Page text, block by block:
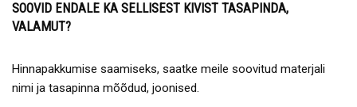
SOOVID ENDALE KA SELLISEST KIVIST TASAPINDA,
VALAMUT?
Hinnapakkumise saamiseks, saatke meile soovitud materjali
nimi ja tasapinna mõõdud, joonised.